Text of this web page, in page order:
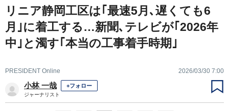
リニア静岡工区は｢最速5月､遅くても6
月｣に着工する…新聞､テレビが｢2026年
中｣と濁す｢本当の工事着手時期｣
PRESIDENT Online 2026/03/30 7:00
小林 一哉 +フォロー
ジャーナリスト